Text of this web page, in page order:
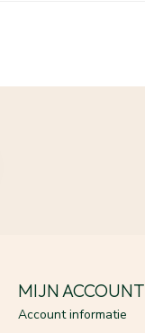
MIJN ACCOUNT
Account informatie